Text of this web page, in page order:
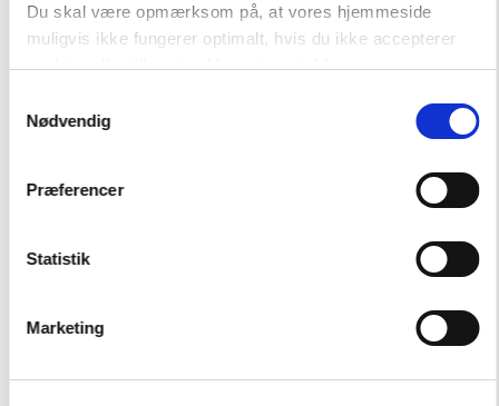
Du skal være opmærksom på, at vores hjemmeside
muligvis ikke fungerer optimalt, hvis du ikke accepterer
cookies eller tilbagetrækker et samtykke.
Nødvendig
Præferencer
Statistik
Marketing
Andre har også købt
NIVEAU